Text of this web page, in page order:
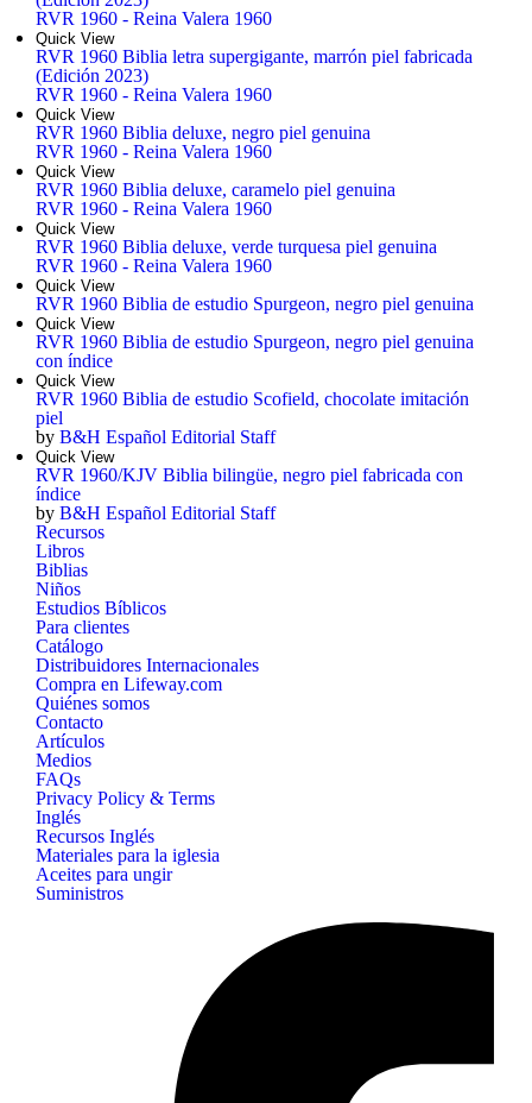
RVR 1960 - Reina Valera 1960
Quick View
RVR 1960 Biblia letra supergigante, marrón piel fabricada
(Edición 2023)
RVR 1960 - Reina Valera 1960
Quick View
RVR 1960 Biblia deluxe, negro piel genuina
RVR 1960 - Reina Valera 1960
Quick View
RVR 1960 Biblia deluxe, caramelo piel genuina
RVR 1960 - Reina Valera 1960
Quick View
RVR 1960 Biblia deluxe, verde turquesa piel genuina
RVR 1960 - Reina Valera 1960
Quick View
RVR 1960 Biblia de estudio Spurgeon, negro piel genuina
Quick View
RVR 1960 Biblia de estudio Spurgeon, negro piel genuina
con índice
Quick View
RVR 1960 Biblia de estudio Scofield, chocolate imitación
piel
by B&H Español Editorial Staff
Quick View
RVR 1960/KJV Biblia bilingüe, negro piel fabricada con
índice
by B&H Español Editorial Staff
Recursos
Libros
Biblias
Niños
Estudios Bíblicos
Para clientes
Catálogo
Distribuidores Internacionales
Compra en Lifeway.com
Quiénes somos
Contacto
Artículos
Medios
FAQs
Privacy Policy & Terms
Inglés
Recursos Inglés
Materiales para la iglesia
Aceites para ungir
Suministros